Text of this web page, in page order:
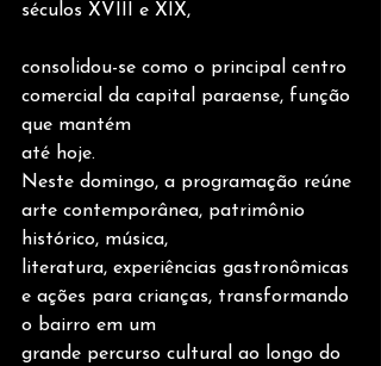
séculos XVIII e XIX,
consolidou-se como o principal centro
comercial da capital paraense, função
que mantém
até hoje.
Neste domingo, a programação reúne
arte contemporânea, patrimônio
histórico, música,
literatura, experiências gastronômicas
e ações para crianças, transformando
o bairro em um
grande percurso cultural ao longo do